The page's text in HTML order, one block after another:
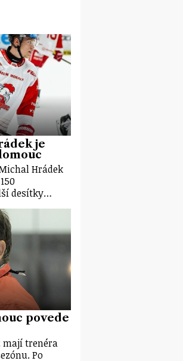
je
Hrádek
desítky…
povede
mají trenéra
Po